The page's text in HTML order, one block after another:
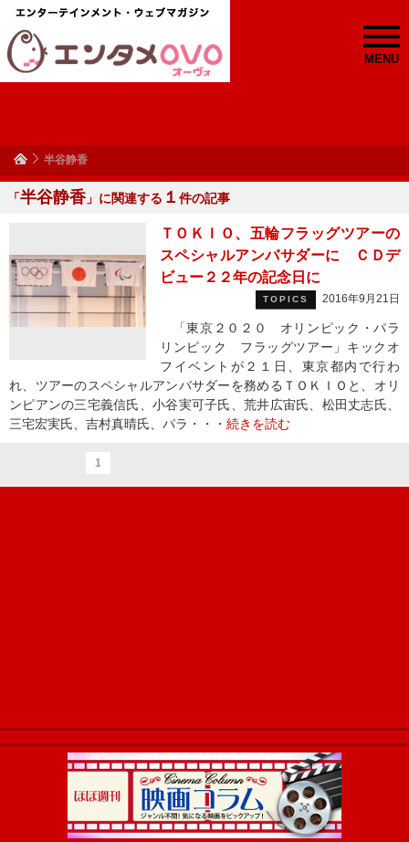
MENU
半谷静香
「半谷静香 」に関連する １ 件の記事
ＴＯＫＩＯ、五輪フラッグツアーの
スペシャルアンバサダーに ＣＤデ
ビュー２２年の記念日に
TOPICS 2016年9月21日
「東京２０２０ オリンピック・パラ
リンピック フラッグツアー」キックオ
フイベントが２１日、東京都内で行わ
れ、ツアーのスペシャルアンバサダーを務めるＴＯＫＩＯと、オリ
ンピアンの三宅義信氏、小谷実可子氏、荒井広宙氏、松田丈志氏、
三宅宏実氏、吉村真晴氏、パラ・・・ 続きを読む
1